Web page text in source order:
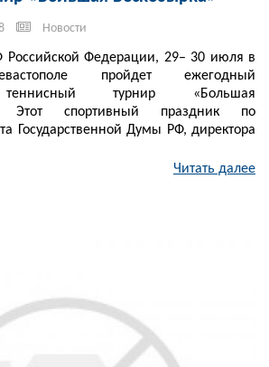
Новости
Федерации, 29– 30 июля в
пройдет ежегодный
теннисный турнир «Большая
Этот спортивный праздник по
Государственной Думы РФ, директора
Читать далее